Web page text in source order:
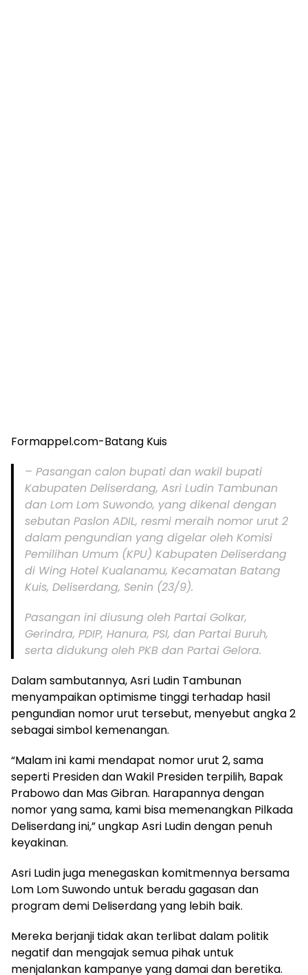
Formappel.com-Batang Kuis
– Pasangan calon bupati dan wakil bupati
Kabupaten Deliserdang, Asri Ludin Tambunan
dan Lom Lom Suwondo, yang dikenal dengan
sebutan Paslon ADIL, resmi meraih nomor urut 2
dalam pengundian yang digelar oleh Komisi
Pemilihan Umum (KPU) Kabupaten Deliserdang
di Wing Hotel Kualanamu, Kecamatan Batang
Kuis, Deliserdang, Senin (23/9).
Pasangan ini diusung oleh Partai Golkar,
Gerindra, PDIP, Hanura, PSI, dan Partai Buruh,
serta didukung oleh PKB dan Partai Gelora.
Dalam sambutannya, Asri Ludin Tambunan
menyampaikan optimisme tinggi terhadap hasil
pengundian nomor urut tersebut, menyebut angka 2
sebagai simbol kemenangan.
“Malam ini kami mendapat nomor urut 2, sama
seperti Presiden dan Wakil Presiden terpilih, Bapak
Prabowo dan Mas Gibran. Harapannya dengan
nomor yang sama, kami bisa memenangkan Pilkada
Deliserdang ini,” ungkap Asri Ludin dengan penuh
keyakinan.
Asri Ludin juga menegaskan komitmennya bersama
Lom Lom Suwondo untuk beradu gagasan dan
program demi Deliserdang yang lebih baik.
Mereka berjanji tidak akan terlibat dalam politik
negatif dan mengajak semua pihak untuk
menjalankan kampanye yang damai dan beretika.